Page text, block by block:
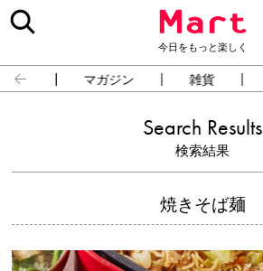
今日をもっと楽しく
占い マガジン 雑貨
Search Results
検索結果
焼きそば麺